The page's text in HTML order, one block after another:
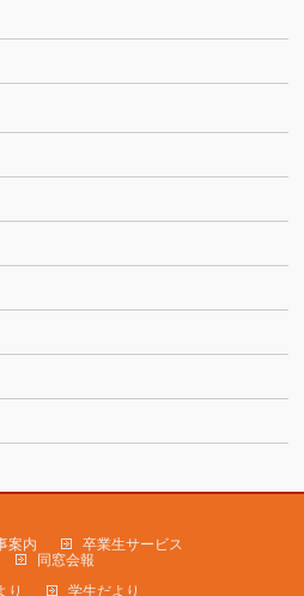
案内
卒業生サービス
同窓会報
り 学生だより